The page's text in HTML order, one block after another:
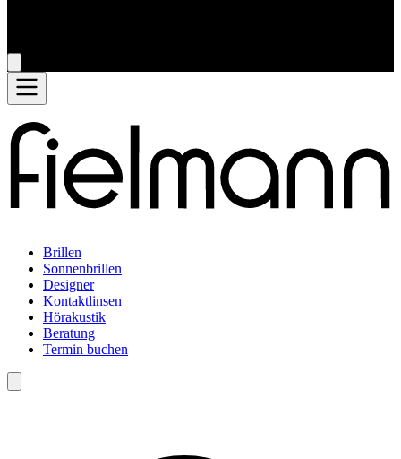
Brillen
Sonnenbrillen
Designer
Kontaktlinsen
Hörakustik
Beratung
Termin buchen